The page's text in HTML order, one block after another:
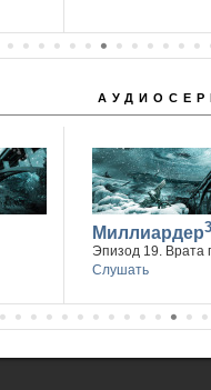
Миллиардер3
Эпизод 19. Врата
Слушать